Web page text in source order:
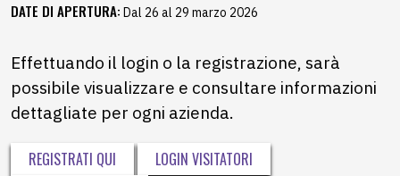
DATE DI APERTURA: Dal 26 al 29 marzo 2026
Effettuando il login o la registrazione, sarà
possibile visualizzare e consultare informazioni
dettagliate per ogni azienda.
REGISTRATI QUI
LOGIN VISITATORI